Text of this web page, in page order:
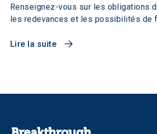
Renseignez-vous sur les obligations
les redevances et les possibilités de
Lire la suite